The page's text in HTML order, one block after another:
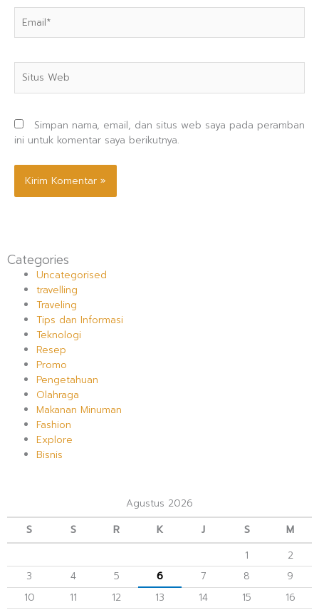
Web
Simpan nama, email, dan situs web saya pada peramban
ini untuk komentar saya berikutnya.
Categories
Uncategorised
travelling
Traveling
Tips dan Informasi
Teknologi
Resep
Promo
Pengetahuan
Olahraga
Makanan Minuman
Fashion
Explore
Bisnis
Agustus 2026
S
S R K J S
M
1
2
3
4 5 6 7 8
9
10
11 12 13 14 15
16